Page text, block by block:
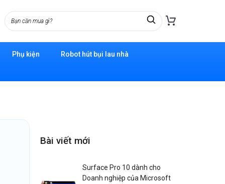
Phụ kiện
Robot hút bụi lau nhà
Bài viết mới
Surface Pro 10 dành cho
Doanh nghiệp của Microsoft